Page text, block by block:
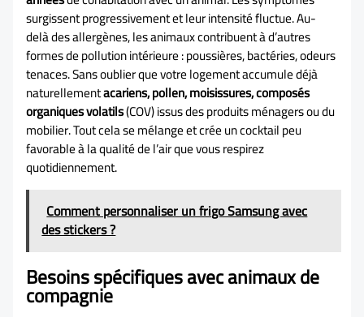
surgissent progressivement et leur intensité fluctue. Au-
delà des allergènes, les animaux contribuent à d’autres
formes de pollution intérieure : poussières, bactéries, odeurs
tenaces. Sans oublier que votre logement accumule déjà
naturellementacariens, pollen, moisissures, composés
organiques volatils(COV) issus des produits ménagers ou du
mobilier. Tout cela se mélange et crée un cocktail peu
favorable à la qualité de l’air que vous respirez
quotidiennement.
Comment personnaliser un frigo Samsung avec
des stickers ?
Besoins spécifiques avec animaux de
compagnie